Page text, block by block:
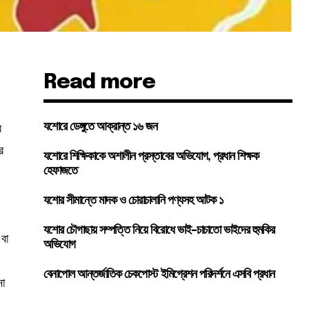
Read more
যশোরে ডেঙ্গুতে আক্রান্ত ১৬ জন
যশোরে শিক্ষিকাকে অশালীন প্রস্তাবের অভিযোগ, প্রধান শিক্ষক
হেফাজতে
যশোর সীমান্তে মাদক ও চোরাচালানি পণ্যসহ আটক ১
যশোর চৌগাছায় সম্পত্তি নিয়ে বিরোধে ভাই-চাচাতো ভাইদের হুমকির
অভিযোগ
বেনাপোল আন্তর্জাতিক চেকপোস্ট ইমিগ্রেশন পরিদর্শনে এসবি প্রধান